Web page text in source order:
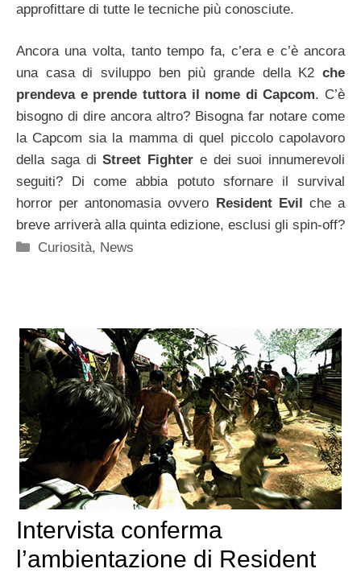
approfittare di tutte le tecniche più conosciute.
Ancora una volta, tanto tempo fa, c’era e c’è ancora
una casa di sviluppo ben più grande della K2 che
prendeva e prende tuttora il nome di Capcom. C’è
bisogno di dire ancora altro? Bisogna far notare come
la Capcom sia la mamma di quel piccolo capolavoro
della saga diStreet Fighter e dei suoi innumerevoli
seguiti? Di come abbia potuto sfornare il survival
horror per antonomasia ovvero Resident Evil che a
breve arriverà alla quinta edizione, esclusi gli spin-off?
Categorie
Curiosità, News
Intervista conferma
l’ambientazione di Resident